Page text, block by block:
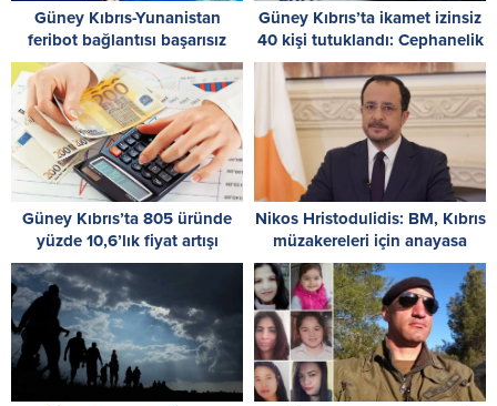
Güney Kıbrıs-Yunanistan
feribot bağlantısı başarısız
oldu
Güney Kıbrıs’ta ikamet izinsiz
40 kişi tutuklandı: Cephanelik
ele geçirildi
Güney Kıbrıs’ta 805 üründe
yüzde 10,6’lık fiyat artışı
Nikos Hristodulidis: BM, Kıbrıs
müzakereleri için anayasa
uzmanı görevlendirdi